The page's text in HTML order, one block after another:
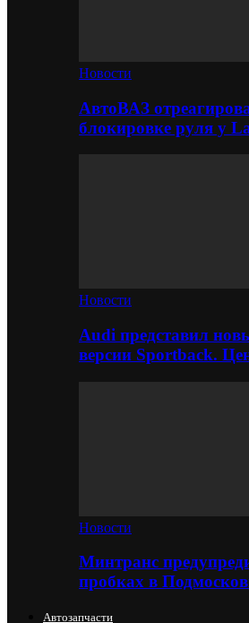
Новости
АвтоВАЗ
блокировке руля у
Новости
Audi представил
версии Sportback.
Новости
Минтранс
пробках в
Автозапчасти